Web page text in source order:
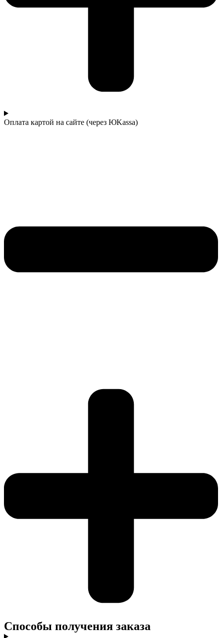
Оплата картой на сайте (через ЮKassa)
Cпособы получения заказа